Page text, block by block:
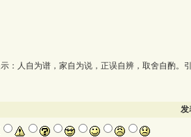
：人自为谱，家自为说，正误自辨，取舍自酌。
发